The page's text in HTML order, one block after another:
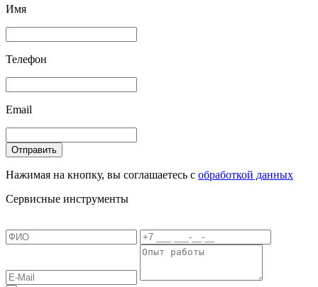
Имя
Телефон
Email
Отправить
Нажимая на кнопку, вы соглашаетесь с обработкой данных
Сервисные инструменты